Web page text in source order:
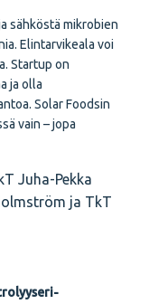
sähköstä mikrobien
Elintarvikeala voi
Startup on
ja olla
Solar Foodsin
vain – jopa
Juha-Pekka
ja TkT